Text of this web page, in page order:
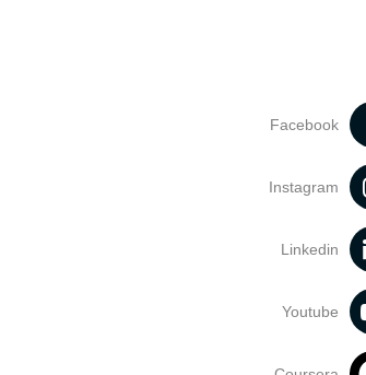
Facebook
Instagram
Linkedin
Youtube